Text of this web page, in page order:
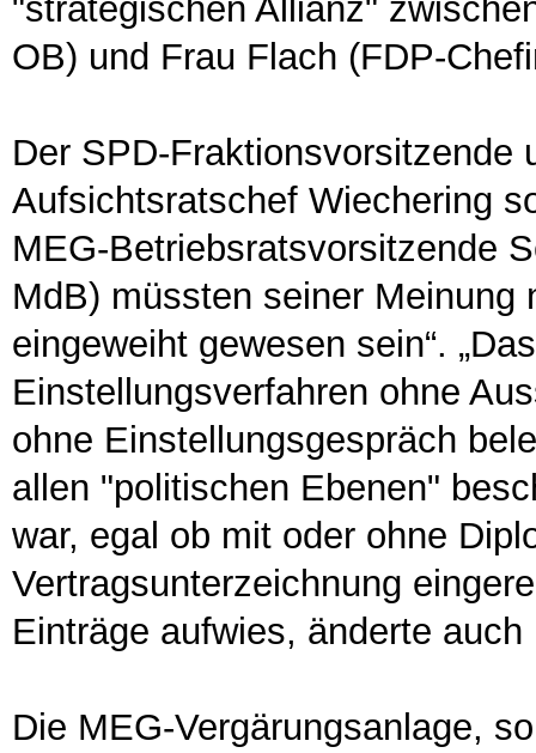
"strategischen Allianz"
OB) und Frau Flach (FDP-
Der SPD-Fraktionsvorsitzende
Aufsichtsratschef Wiechering
MEG-Betriebsratsvorsitzende
MdB) müssten seiner Meinung
eingeweiht gewesen sein“. „Das
Einstellungsverfahren ohne
ohne Einstellungsgespräch
allen "politischen Ebenen"
war, egal ob mit oder ohne
Vertragsunterzeichnung
Einträge aufwies, änderte
Die MEG-Vergärungsanlage,